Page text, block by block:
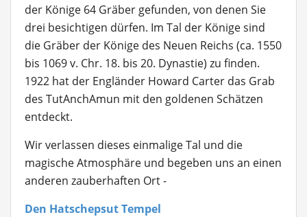
der Könige 64 Gräber gefunden, von denen Sie
drei besichtigen dürfen. Im Tal der Könige sind
die Gräber der Könige des Neuen Reichs (ca. 1550
bis 1069 v. Chr. 18. bis 20. Dynastie) zu finden.
1922 hat der Engländer Howard Carter das Grab
des TutAnchAmun mit den goldenen Schätzen
entdeckt.
Wir verlassen dieses einmalige Tal und die
magische Atmosphäre und begeben uns an einen
anderen zauberhaften Ort -
Den Hatschepsut Tempel